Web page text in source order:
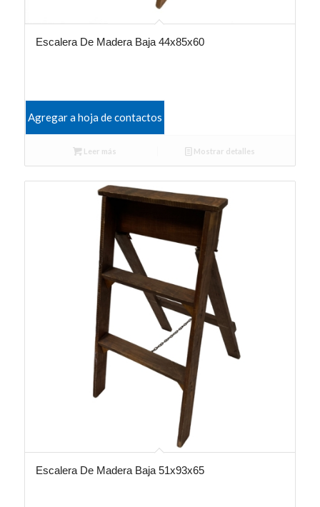
Escalera De Madera Baja 44x85x60
Agregar a hoja de contactos
Leer más Mostrar detalles
Escalera De Madera Baja 51x93x65